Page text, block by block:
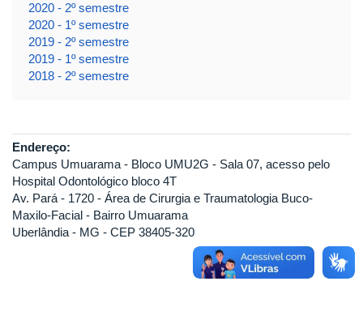
2020 - 2º semestre
2020 - 1º semestre
2019 - 2º semestre
2019 - 1º semestre
2018 - 2º semestre
Endereço:
Campus Umuarama - Bloco UMU2G - Sala 07, acesso pelo
Hospital Odontológico bloco 4T
Av. Pará - 1720 - Área de Cirurgia e Traumatologia Buco-
Maxilo-Facial - Bairro Umuarama
Uberlândia - MG - CEP 38405-320